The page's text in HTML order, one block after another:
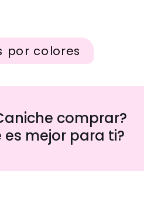
por colores
comprar?
es mejor para ti?